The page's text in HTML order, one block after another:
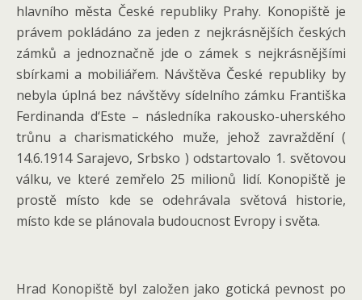
hlavního města České republiky Prahy. Konopiště je
právem pokládáno za jeden z nejkrásnějších českých
zámků a jednoznačně jde o zámek s nejkrásnějšími
sbírkami a mobiliářem. Návštěva České republiky by
nebyla úplná bez návštěvy sídelního zámku Františka
Ferdinanda d‘Este – následníka rakousko-uherského
trůnu a charismatického muže, jehož zavraždění (
14.6.1914 Sarajevo, Srbsko ) odstartovalo 1. světovou
válku, ve které zemřelo 25 milionů lidí. Konopiště je
prostě místo kde se odehrávala světová historie,
místo kde se plánovala budoucnost Evropy i světa.
Hrad Konopiště byl založen jako gotická pevnost po